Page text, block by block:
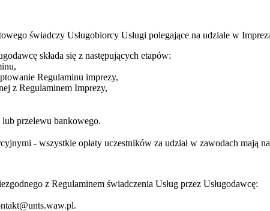
świadczy Usługobiorcy Usługi polegające na udziale w
składa się z następujących etapów:
Regulaminu imprezy,
z Regulaminem Imprezy,
lub przelewu bankowego.
- wszystkie opłaty uczestników za udział w zawodach mają
z Regulaminem świadczenia Usług przez Usługodawcę: